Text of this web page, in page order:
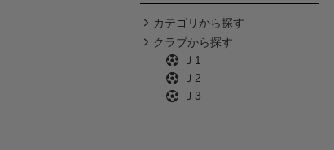
カテゴリから探す
クラブから探す
Ｊ1
Ｊ2
Ｊ3